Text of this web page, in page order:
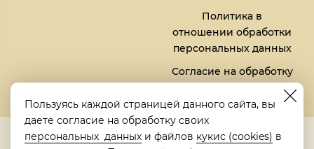
Политика в
отношении обработки
персональных данных
Согласие на обработку
файлов кукис (cookies)
5,0
Пользуясь каждой страницей данного сайта, вы
даете согласие на обработку своих
персональных данных и файлов кукис (cookies) в